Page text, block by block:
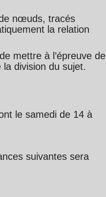
nœuds, tracés
la relation
mettre à l’épreuve de
division du sujet.
le samedi de 14 à
suivantes sera